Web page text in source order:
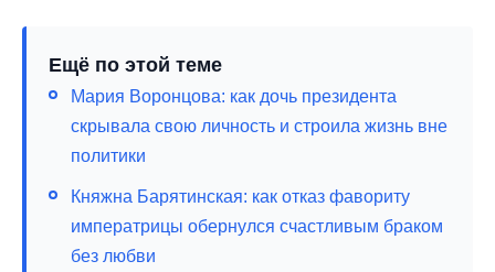
Ещё по этой теме
Мария Воронцова: как дочь президента
скрывала свою личность и строила жизнь вне
политики
Княжна Барятинская: как отказ фавориту
императрицы обернулся счастливым браком
без любви